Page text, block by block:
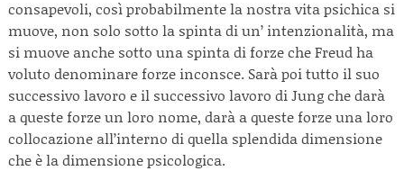
consapevoli, così probabilmente la nostra vita psichica si
muove, non solo sotto la spinta di un’ intenzionalità, ma
si muove anche sotto una spinta di forze che Freud ha
voluto denominare forze inconsce. Sarà poi tutto il suo
successivo lavoro e il successivo lavoro di Jung che darà
a queste forze un loro nome, darà a queste forze una loro
collocazione all’interno di quella splendida dimensione
che è la dimensione psicologica.